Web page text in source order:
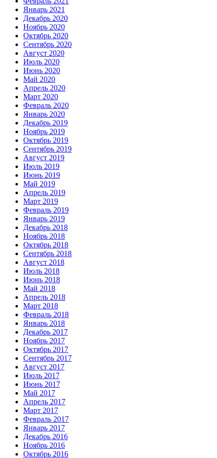
Январь 2021
Декабрь 2020
Ноябрь 2020
Октябрь 2020
Сентябрь 2020
Август 2020
Июль 2020
Июнь 2020
Май 2020
Апрель 2020
Март 2020
Февраль 2020
Январь 2020
Декабрь 2019
Ноябрь 2019
Октябрь 2019
Сентябрь 2019
Август 2019
Июль 2019
Июнь 2019
Май 2019
Апрель 2019
Март 2019
Февраль 2019
Январь 2019
Декабрь 2018
Ноябрь 2018
Октябрь 2018
Сентябрь 2018
Август 2018
Июль 2018
Июнь 2018
Май 2018
Апрель 2018
Март 2018
Февраль 2018
Январь 2018
Декабрь 2017
Ноябрь 2017
Октябрь 2017
Сентябрь 2017
Август 2017
Июль 2017
Июнь 2017
Май 2017
Апрель 2017
Март 2017
Февраль 2017
Январь 2017
Декабрь 2016
Ноябрь 2016
Октябрь 2016